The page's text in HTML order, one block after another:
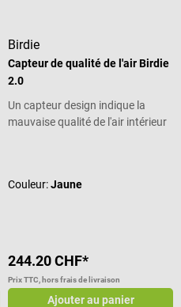
Birdie
Capteur de qualité de l'air Birdie
2.0
Un capteur design indique la
mauvaise qualité de l'air intérieur
Couleur:Jaune
244.20 CHF*
Prix TTC, hors frais de livraison
Ajouter au panier